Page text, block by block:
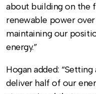
about building on the
renewable power
maintaining our
energy.”
Hogan added:
deliver half of our